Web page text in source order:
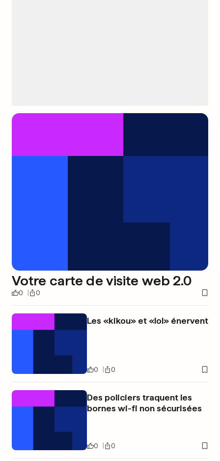
Votre carte de visite web 2.0
0 0
Les «kikou» et «lol» énervent
0 0
Des policiers traquent les
bornes wi-fi non sécurisées
0 0